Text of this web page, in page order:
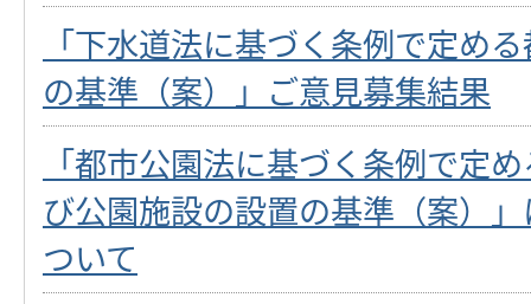
「下水道法に基づく条例で定め
の基準（案）」ご意見募集結果
「都市公園法に基づく条例で定
び公園施設の設置の基準（案）
ついて